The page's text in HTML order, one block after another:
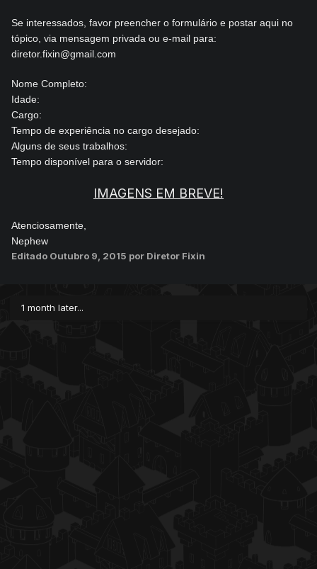
Se interessados, favor preencher o formulário e postar aqui no
tópico, via mensagem privada ou e-mail para:
diretor.fixin@gmail.com
Nome Completo:
Idade:
Cargo:
Tempo de experiência no cargo desejado:
Alguns de seus trabalhos:
Tempo disponível para o servidor:
IMAGENS EM BREVE!
Atenciosamente,
Nephew
Editado Outubro 9, 2015 por Diretor Fixin
1 month later...